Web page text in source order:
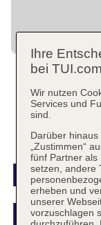
Ihre
bei TUI.com
Wir nutzen
Services und
sind.
Darüber
„Zustimmen“
fünf Partner als
setzen, andere
erheben und
unserer
vorzuschlagen